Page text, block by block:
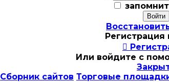
Регистрация

Или войдите с
Сборник сайтов Торговые